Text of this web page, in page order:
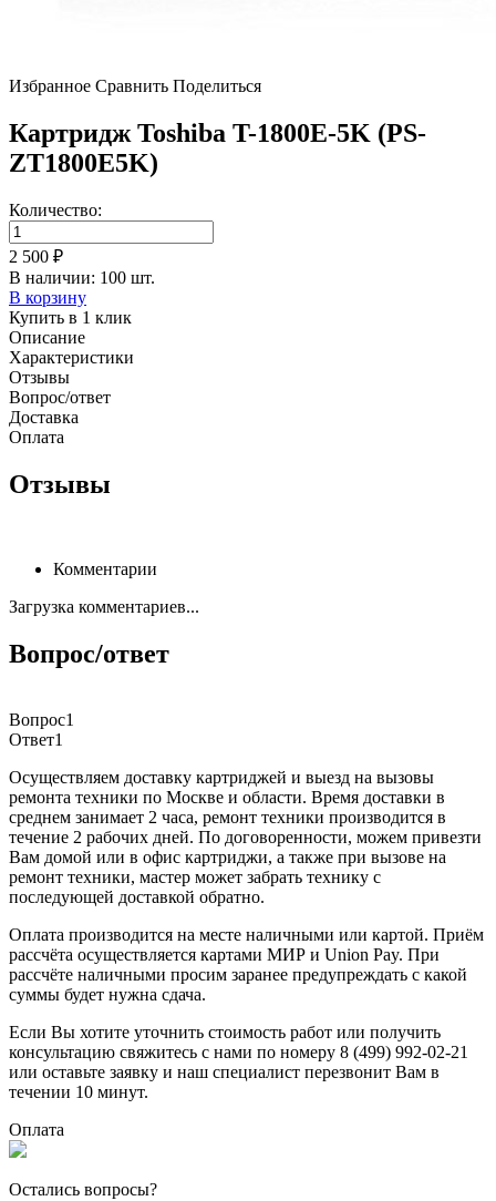
Избранное Сравнить Поделиться
Картридж Toshiba T-1800E-5K (PS-
ZT1800E5K)
Количество:
2 500 ₽
В наличии: 100 шт.
В корзину
Купить в 1 клик
Описание
Характеристики
Отзывы
Вопрос/ответ
Доставка
Оплата
Отзывы
Комментарии
Загрузка комментариев...
Вопрос/ответ
Вопрос1
Ответ1
Осуществляем доставку картриджей и выезд на вызовы
ремонта техники по Москве и области. Время доставки в
среднем занимает 2 часа, ремонт техники производится в
течение 2 рабочих дней. По договоренности, можем привезти
Вам домой или в офис картриджи, а также при вызове на
ремонт техники, мастер может забрать технику с
последующей доставкой обратно.
Оплата производится на месте наличными или картой. Приём
рассчёта осуществляется картами МИР и Union Pay. При
рассчёте наличными просим заранее предупреждать с какой
суммы будет нужна сдача.
Если Вы хотите уточнить стоимость работ или получить
консультацию свяжитесь с нами по номеру 8 (499) 992-02-21
или оставьте заявку и наш специалист перезвонит Вам в
течении 10 минут.
Оплата
Остались вопросы?